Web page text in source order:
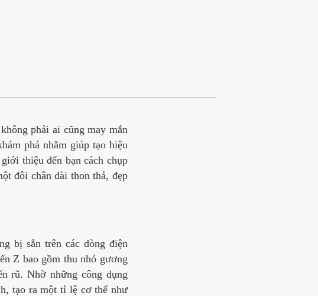
phải ai cũng may mắn
phá nhằm giúp tạo hiệu
thiệu đến bạn cách chụp
đôi chân dài thon thả, đẹp
bị sẵn trên các dòng điện
Z bao gồm thu nhỏ gương
rũ. Nhờ những công dụng
tạo ra một tỉ lệ cơ thể như